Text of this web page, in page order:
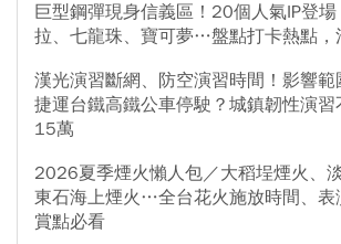
巨型鋼彈現身信義區！20個人氣IP登
拉、七龍珠、寶可夢…盤點打卡熱點，
漢光演習斷網、防空演習時間！影響
捷運台鐵高鐵公車停駛？城鎮韌性演習
15萬
2026夏季煙火懶人包／大稻埕煙火、
東石海上煙火…全台花火施放時間、表
賞點必看